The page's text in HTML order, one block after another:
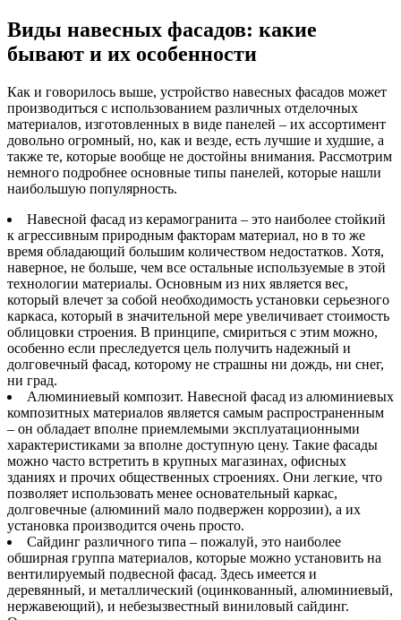
Виды навесных фасадов: какие
бывают и их особенности
Как и говорилось выше, устройство навесных фасадов может
производиться с использованием различных отделочных
материалов, изготовленных в виде панелей – их ассортимент
довольно огромный, но, как и везде, есть лучшие и худшие, а
также те, которые вообще не достойны внимания. Рассмотрим
немного подробнее основные типы панелей, которые нашли
наибольшую популярность.
Навесной фасад из керамогранита – это наиболее стойкий
к агрессивным природным факторам материал, но в то же
время обладающий большим количеством недостатков. Хотя,
наверное, не больше, чем все остальные используемые в этой
технологии материалы. Основным из них является вес,
который влечет за собой необходимость установки серьезного
каркаса, который в значительной мере увеличивает стоимость
облицовки строения. В принципе, смириться с этим можно,
особенно если преследуется цель получить надежный и
долговечный фасад, которому не страшны ни дождь, ни снег,
ни град.
Алюминиевый композит. Навесной фасад из алюминиевых
композитных материалов является самым распространенным
– он обладает вполне приемлемыми эксплуатационными
характеристиками за вполне доступную цену. Такие фасады
можно часто встретить в крупных магазинах, офисных
зданиях и прочих общественных строениях. Они легкие, что
позволяет использовать менее основательный каркас,
долговечные (алюминий мало подвержен коррозии), а их
установка производится очень просто.
Сайдинг различного типа – пожалуй, это наиболее
обширная группа материалов, которые можно установить на
вентилируемый подвесной фасад. Здесь имеется и
деревянный, и металлический (оцинкованный, алюминиевый,
нержавеющий), и небезызвестный виниловый сайдинг.